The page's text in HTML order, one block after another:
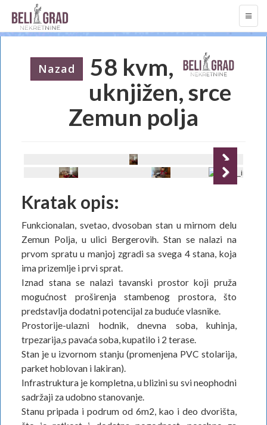
Nazad
58 kvm,
uknjižen, srce
Zemun polja
Next
Kratak opis:
Funkcionalan, svetao, dvosoban stan u mirnom delu
Zemun Polja, u ulici Bergerovih. Stan se nalazi na
prvom spratu u manjoj zgradi sa svega 4 stana, koja
ima prizemlje i prvi sprat.
Iznad stana se nalazi tavanski prostor koji pruža
mogućnost proširenja stambenog prostora, što
predstavlja dodatni potencijal za buduće vlasnike.
Prostorije-ulazni hodnik, dnevna soba, kuhinja,
trpezarija,s pavaća soba, kupatilo i 2 terase.
Stan je u izvornom stanju (promenjena PVC stolarija,
parket hoblovan i lakiran).
Infrastruktura je kompletna, u blizini su svi neophodni
sadržaji za udobno stanovanje.
Stanu pripada i podrum od 6m2, kao i deo dvorišta,